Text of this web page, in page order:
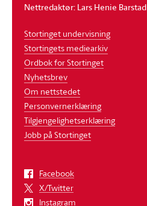
Nettredaktør: Lars Henie Barstad
Stortinget undervisning
Stortingets mediearkiv
Ordbok for Stortinget
Nyhetsbrev
Om nettstedet
Personvernerklæring
Tilgjengelighetserklæring
Jobb på Stortinget
Facebook
X/Twitter
Instagram